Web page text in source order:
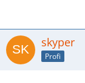
skyper
Profi